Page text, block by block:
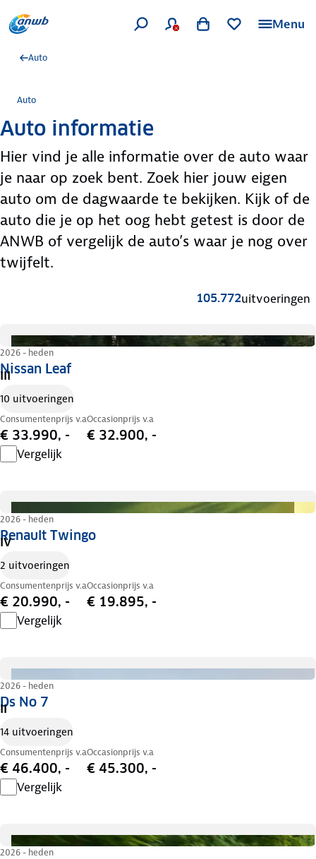
Menu
Auto
Auto
Auto informatie
Hier vind je alle informatie over de auto waar
je naar op zoek bent. Zoek hier jouw eigen
auto om de dagwaarde te bekijken. Kijk of de
auto die je op het oog hebt getest is door de
ANWB of vergelijk de auto’s waar je nog over
twijfelt.
105.772uitvoeringen
Nissan Leaf
2026 - heden
III
10 uitvoeringen
Consumentenprijs v.a
€ 33.990, -
Occasionprijs v.a
€ 32.900, -
Vergelijk
Renault Twingo
2026 - heden
IV
2 uitvoeringen
Consumentenprijs v.a
€ 20.990, -
Occasionprijs v.a
€ 19.895, -
Vergelijk
Ds No 7
2026 - heden
II
14 uitvoeringen
Consumentenprijs v.a
€ 46.400, -
Occasionprijs v.a
€ 45.300, -
Vergelijk
2026 - heden